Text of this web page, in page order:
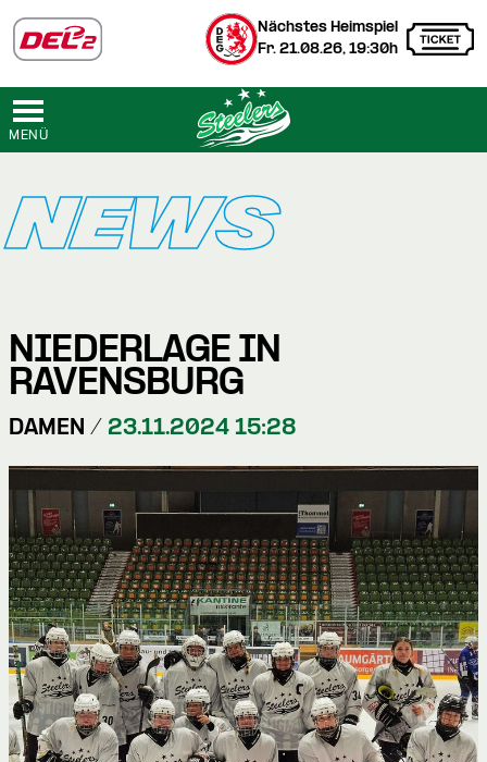
Nächstes Heimspiel
Fr. 21.08.26, 19:30h
MENÜ
NEWS
NIEDERLAGE IN
RAVENSBURG
DAMEN / 23.11.2024 15:28